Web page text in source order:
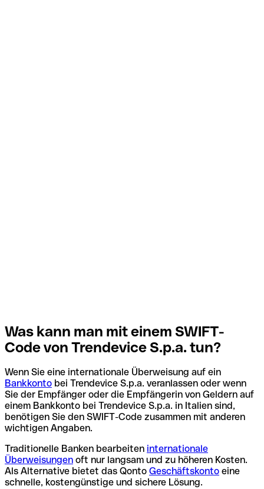
Was kann man mit einem SWIFT-
Code von Trendevice S.p.a. tun?
Wenn Sie eine internationale Überweisung auf ein
Bankkonto bei Trendevice S.p.a. veranlassen oder wenn
Sie der Empfänger oder die Empfängerin von Geldern auf
einem Bankkonto bei Trendevice S.p.a. in Italien sind,
benötigen Sie den SWIFT-Code zusammen mit anderen
wichtigen Angaben.
Traditionelle Banken bearbeiten internationale
Überweisungen oft nur langsam und zu höheren Kosten.
Als Alternative bietet das Qonto Geschäftskonto eine
schnelle, kostengünstige und sichere Lösung.